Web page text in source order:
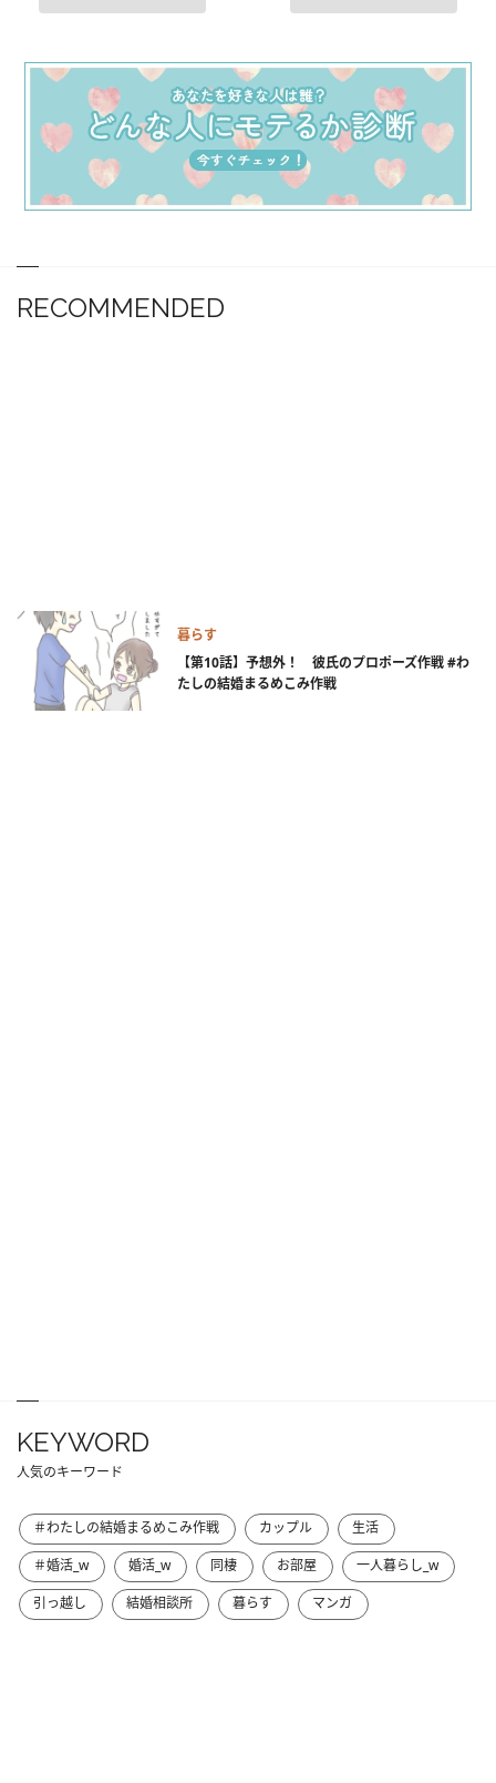
RECOMMENDED
暮らす
【第10話】予想外！ 彼氏のプロポーズ作戦 #わ
たしの結婚まるめこみ作戦
KEYWORD
人気のキーワード
＃わたしの結婚まるめこみ作戦 カップル
生活
＃婚活_w
婚活_w 同棲 お部屋
一人暮らし_w
引っ越し
結婚相談所 暮らす マンガ